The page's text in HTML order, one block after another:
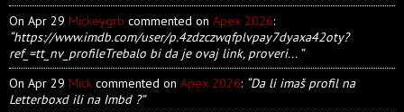
On Apr 29 Mickeygrb commented on Apex 2026:
“https://www.imdb.com/user/p.4zdzczwqfplvpay7dyaxa42oty?
ref_=tt_nv_profileTrebalo bi da je ovaj link, proveri... ”
On Apr 29 Mick commented on Apex 2026: “Da li imaš profil na
Letterboxd ili na Imbd ?”